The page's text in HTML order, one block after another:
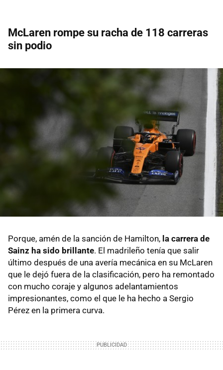
McLaren rompe su racha de 118 carreras
sin podio
Porque, amén de la sanción de Hamilton, la carrera de
Sainz ha sido brillante. El madrileño tenía que salir
último después de una avería mecánica en su McLaren
que le dejó fuera de la clasificación, pero ha remontado
con mucho coraje y algunos adelantamientos
impresionantes, como el que le ha hecho a Sergio
Pérez en la primera curva.